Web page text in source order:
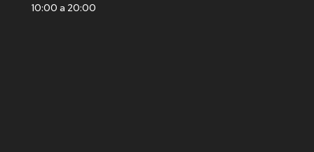
10:00 a 20:00